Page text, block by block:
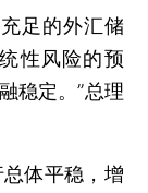
足的外汇储
性风险的预
稳定。”总理
体平稳，增